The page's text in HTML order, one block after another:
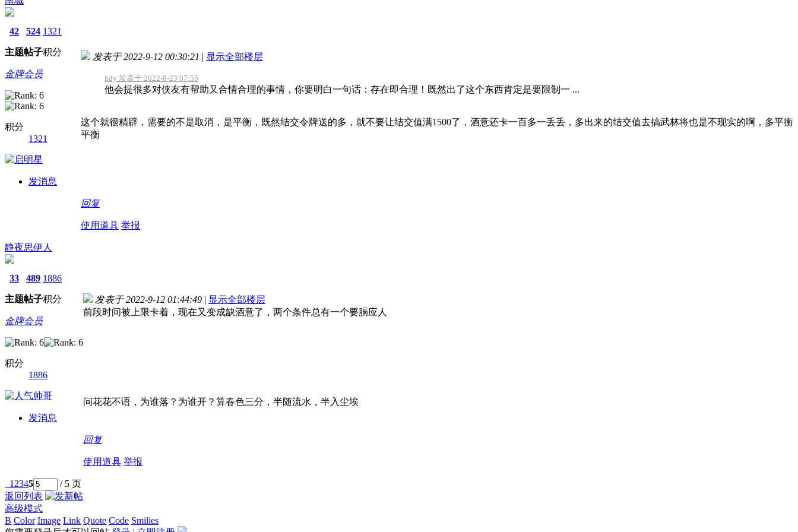
42
主题
524
帖子
1321
积分
金牌会员
积分
1321
发消息
发表于 2022-9-12 00:30:21 | 显示全部楼层
hdy 发表于 2022-8-23 07:55
他会提很多对侠友有帮助又合情合理的事情，你要明白一句话：存在即合理！既然出了这个东西肯定是要限制一 ...
这个就很精辟，需要的不是取消，是平衡，既然结交令牌送的多，就不要让结交值满1500了，酒意还卡一百多一丢丢，多出来的结交值去搞武林将也是不现实的啊，多平衡
平衡
回复
使用道具 举报
静夜思伊人
33
主题
489
帖子
1886
积分
金牌会员
积分
1886
发消息
发表于 2022-9-12 01:44:49 | 显示全部楼层
前段时间被上限卡着，现在又变成缺酒意了，两个条件总有一个要膈应人
问花花不语，为谁落？为谁开？算春色三分，半随流水，半入尘埃
回复
使用道具 举报
1 2345
/ 5 页
返回列表
高级模式
B Color Image Link Quote Code Smilies